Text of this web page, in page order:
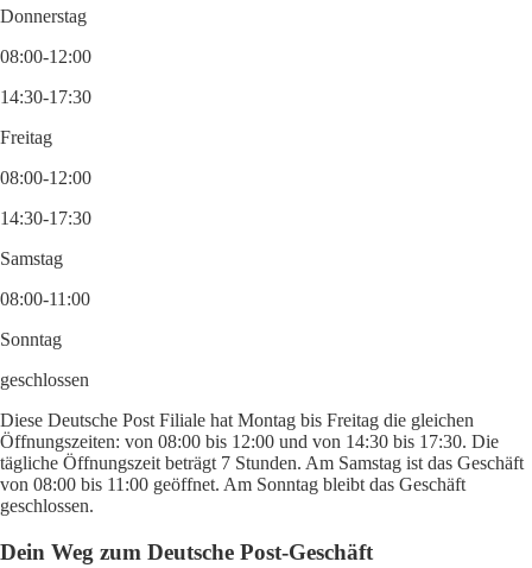
Donnerstag
08:00-12:00
14:30-17:30
Freitag
08:00-12:00
14:30-17:30
Samstag
08:00-11:00
Sonntag
geschlossen
Diese Deutsche Post Filiale hat Montag bis Freitag die gleichen
Öffnungszeiten: von 08:00 bis 12:00 und von 14:30 bis 17:30. Die
tägliche Öffnungszeit beträgt 7 Stunden. Am Samstag ist das Geschäft
von 08:00 bis 11:00 geöffnet. Am Sonntag bleibt das Geschäft
geschlossen.
Dein Weg zum Deutsche Post-Geschäft